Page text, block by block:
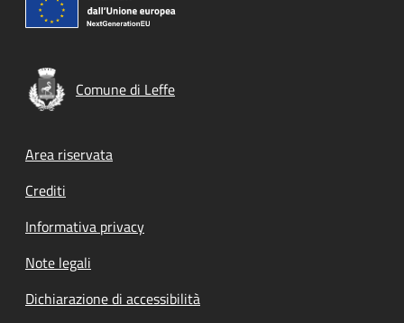
Comune di Leffe
Footer menu
Area riservata
Crediti
Informativa privacy
Note legali
Dichiarazione di accessibilità